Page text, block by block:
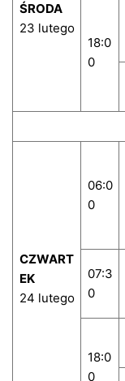
ŚRODA
23 lutego
18:0
0
CZWART
EK
24 lutego
06:0
0
07:3
0
18:0
0